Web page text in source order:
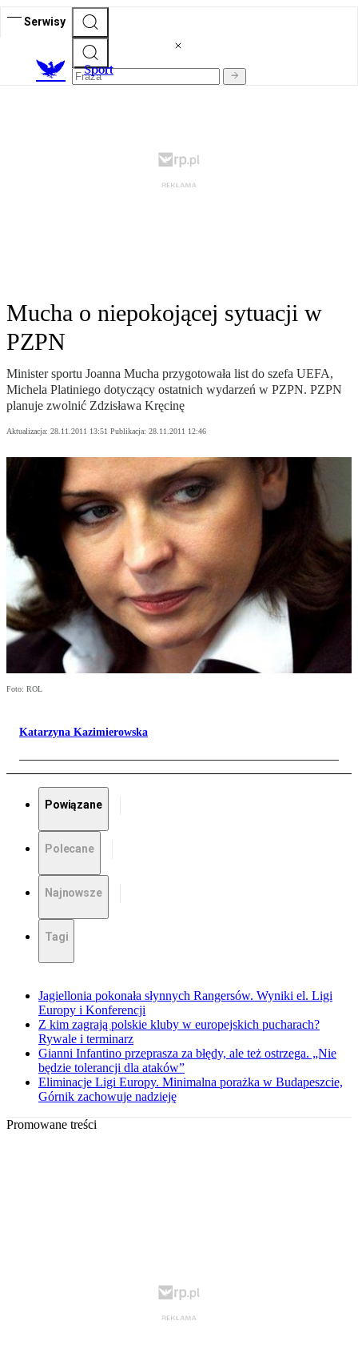
Serwisy
Sport
Mucha o niepokojącej sytuacji w
PZPN
Minister sportu Joanna Mucha przygotowała list do szefa UEFA,
Michela Platiniego dotyczący ostatnich wydarzeń w PZPN. PZPN
planuje zwolnić Zdzisława Kręcinę
Aktualizacja: 28.11.2011 13:51 Publikacja: 28.11.2011 12:46
Foto: ROL
Katarzyna Kazimierowska
Powiązane
Polecane
Najnowsze
Tagi
Jagiellonia pokonała słynnych Rangersów. Wyniki el. Ligi
Europy i Konferencji
Z kim zagrają polskie kluby w europejskich pucharach?
Rywale i terminarz
Gianni Infantino przeprasza za błędy, ale też ostrzega. „Nie
będzie tolerancji dla ataków”
Eliminacje Ligi Europy. Minimalna porażka w Budapeszcie,
Górnik zachowuje nadzieję
Promowane treści